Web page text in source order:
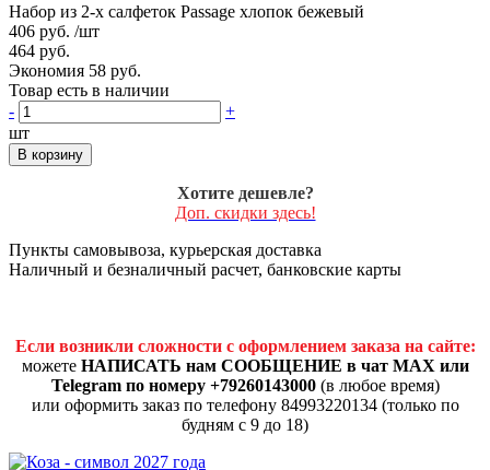
Набор из 2-х салфеток Passage хлопок бежевый
406 руб. /шт
464 руб.
Экономия 58 руб.
Товар есть в наличии
-
+
шт
В корзину
Хотите дешевле?
Доп. скидки здесь!
Пункты самовывоза, курьерская доставка
Наличный и безналичный расчет, банковские карты
Если возникли сложности с оформлением заказа на сайте:
можете НАПИСАТЬ нам СООБЩЕНИЕ в чат MAX или
Telegram по номеру +79260143000(в любое время)
или оформить заказ по телефону 84993220134 (только по
будням с 9 до 18)